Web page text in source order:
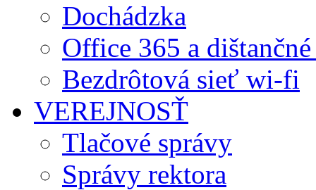
Dochádzka
Office 365 a
Bezdrôtová sieť wi-fi
VEREJNOSŤ
Tlačové správy
Správy rektora